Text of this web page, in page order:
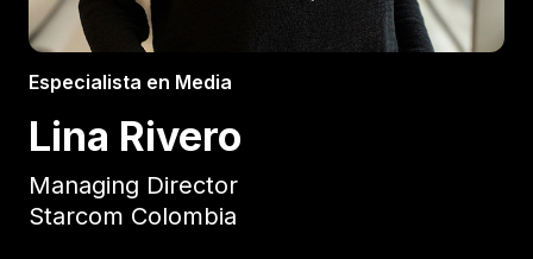
Especialista en Media
Lina Rivero
Managing Director
Starcom Colombia